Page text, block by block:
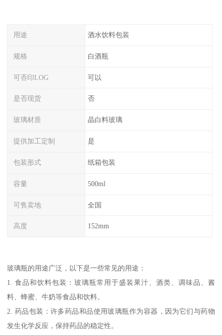
用途 酒水饮料包装
规格 白酒瓶
可否印LOG 可以
是否现货 否
玻璃材质 晶白料玻璃
提供加工定制 是
包装形式 纸箱包装
容量 500ml
可售卖地 全国
高度 152mm
玻璃瓶的用途广泛，以下是一些常见的用途：
1. 食品和饮料包装：玻璃瓶常用于盛装果汁、酒类、调味品、酱
料、蜂蜜、牛奶等食品和饮料。
2. 药品包装：许多药品和品使用玻璃瓶作为容器，因为它们与药物
发生化学反应，保持药品的稳定性。